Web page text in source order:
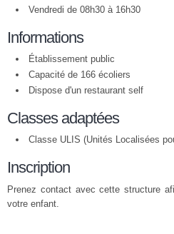
Vendredi de 08h30 à 16h30
Informations
Établissement public
Capacité de 166 écoliers
Dispose d'un restaurant self
Classes adaptées
Classe ULIS (Unités Localisées
Inscription
Prenez contact avec cette structure
votre enfant.